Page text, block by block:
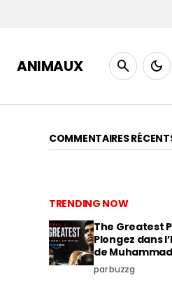
ANIMAUX
COMMENTAIRES
TRENDING NOW
The Greatest
Plongez dans
de
par buzzg